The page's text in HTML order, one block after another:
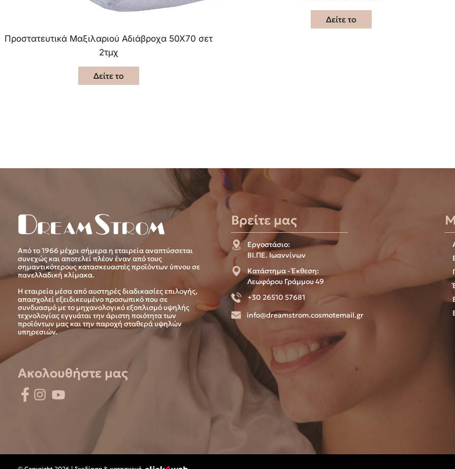
Προστατευτικά Μαξιλαριού Αδιάβροχα 50Χ70 σετ
2τμχ
Δείτε το
Δείτε το
Από το 1966 μέχρι σήμερα η εταιρεία αναπτύσσεται
συνεχώς και αποτελεί πλέον έναν από τους
σημαντικότερους κατασκευαστές προϊόντων ύπνου σε
πανελλαδική κλίμακα.
Η εταιρεία μέσα από αυστηρές διαδικασίες επιλογής,
απασχολεί εξειδικευμένο προσωπικό που σε
συνδυασμό με το μηχανολογικό εξοπλισμό υψηλής
τεχνολογίας εγγυάται την άριστη ποιότητα των
προϊόντων μας και την παροχή σταθερά υψηλών
υπηρεσιών.
Ακολουθήστε μας
Βρείτε μας
Εργοστάσιο:
ΒΙ.ΠΕ. Ιωαννίνων
Κατάστημα - Έκθεση:
Λεωφόρου Γράμμου 49
+30 26510 57681
info@dreamstrom.cosmotemail.gr